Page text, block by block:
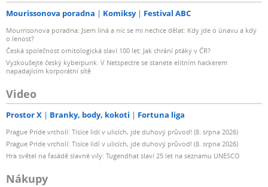
Mourissonova poradna Komiksy Festival ABC
Mourrisonova poradna: Jsem líná a nic se mi nechce dělat: Kdy jde o únavu a kdy
o lenost?
Česká společnost ornitologická slaví 100 let: Jak chrání ptáky v ČR?
Vyzkoušejte český kyberpunk. V Netspectre se stanete elitním hackerem
napadajícím korporátní sítě
Video
Prostor X Branky, body, kokoti Fortuna liga
Prague Pride vrcholí: Tisíce lidí v ulicích, jde duhový průvod! (8. srpna 2026)
Prague Pride vrcholí: Tisíce lidí v ulicích, jde duhový průvod! (8. srpna 2026)
Hra světel na fasádě slavné vily: Tugendhat slaví 25 let na seznamu UNESCO
Nákupy